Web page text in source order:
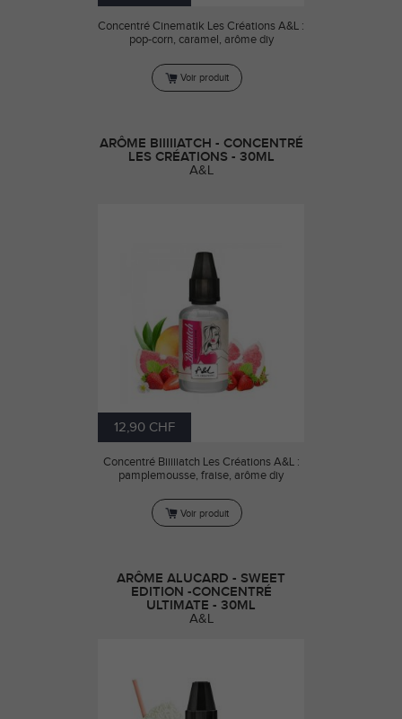
Concentré Cinematik Les Créations A&L :
pop-corn, caramel, arôme diy
Voir produit
ARÔME BIIIIIATCH - CONCENTRÉ
LES CRÉATIONS - 30ML
A&L
12,90 CHF
Concentré Biiiiiatch Les Créations A&L :
pamplemousse, fraise, arôme diy
Voir produit
ARÔME ALUCARD - SWEET
EDITION -CONCENTRÉ
ULTIMATE - 30ML
A&L